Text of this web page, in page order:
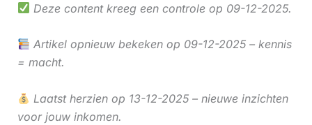
Deze content kreeg een controle op 09-12-2025.
Artikel opnieuw bekeken op 09-12-2025 – kennis
= macht.
Laatst herzien op 13-12-2025 – nieuwe inzichten
voor jouw inkomen.